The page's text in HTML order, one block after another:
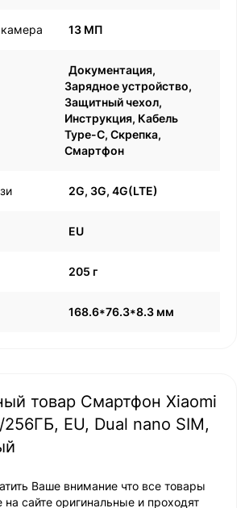
13 МП
Документация,
Зарядное устройство,
Защитный чехол,
Инструкция, Кабель
Type-C, Скрепка,
Смартфон
2G, 3G, 4G(LTE)
EU
205 г
168.6*76.3*8.3 мм
товар Смартфон Xiaomi
EU, Dual nano SIM,
Ваше внимание что все товары
сайте оригинальные и проходят